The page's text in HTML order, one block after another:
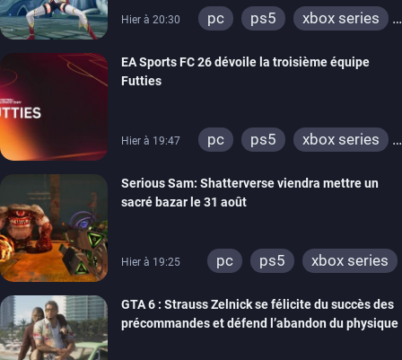
Hier à 20:30 pc ps5
xbox series
EA Sports FC 26 dévoile la troisième équipe
Futties
Hier à 19:47 pc ps5
xbox series
xbox one
switch 2
Serious Sam: Shatterverse viendra mettre un
sacré bazar le 31 août
Hier à 19:25 pc ps5 xbox series
GTA 6 : Strauss Zelnick se félicite du succès des
précommandes et défend l’abandon du physique